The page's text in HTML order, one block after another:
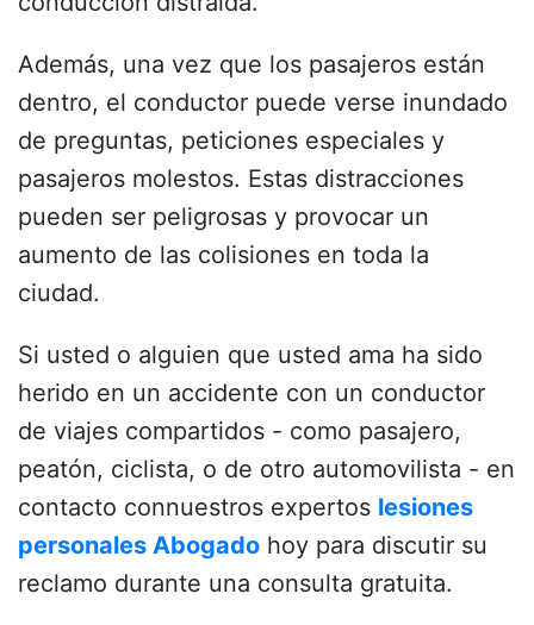
Además, una vez que los pasajeros están
dentro, el conductor puede verse inundado
de preguntas, peticiones especiales y
pasajeros molestos. Estas distracciones
pueden ser peligrosas y provocar un
aumento de las colisiones en toda la
ciudad.
Si usted o alguien que usted ama ha sido
herido en un accidente con un conductor
de viajes compartidos - como pasajero,
peatón, ciclista, o de otro automovilista - en
contacto connuestros expertos lesiones
personales Abogado hoy para discutir su
reclamo durante una consulta gratuita.